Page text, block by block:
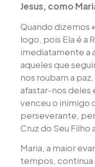
Jesus, como
Quando dizemos
logo, pois Ela é a
imediatamente a
aqueles que
nos roubam a
afastar-nos deles
venceu o inimigo
perseverante,
Cruz do Seu Filho
Maria, a maior
tempos, continua